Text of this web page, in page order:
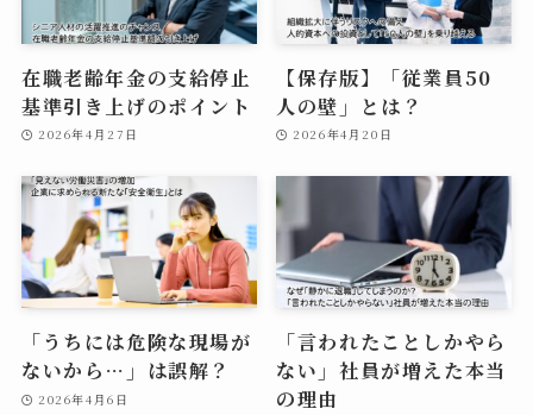
在職老齢年金の支給停止
基準引き上げのポイント
2026年4月27日
【保存版】「従業員50
人の壁」とは？
2026年4月20日
「うちには危険な現場が
ないから…」は誤解？
2026年4月6日
「言われたことしかやら
ない」社員が増えた本当
の理由